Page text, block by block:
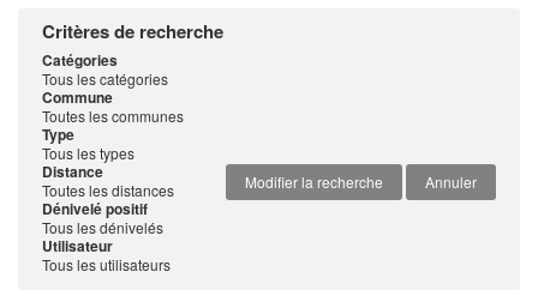
Critères de recherche
Catégories
Tous les catégories
Commune
Toutes les communes
Type
Tous les types
Modifier la recherche
Annuler
Distance
Toutes les distances
Dénivelé positif
Tous les dénivelés
Utilisateur
Tous les utilisateurs